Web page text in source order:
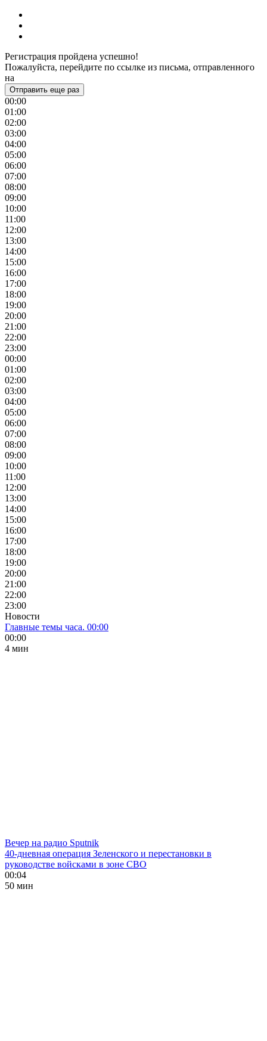
Регистрация пройдена успешно!
Пожалуйста, перейдите по ссылке из письма, отправленного
на
Отправить еще раз
00:00
01:00
02:00
03:00
04:00
05:00
06:00
07:00
08:00
09:00
10:00
11:00
12:00
13:00
14:00
15:00
16:00
17:00
18:00
19:00
20:00
21:00
22:00
23:00
00:00
01:00
02:00
03:00
04:00
05:00
06:00
07:00
08:00
09:00
10:00
11:00
12:00
13:00
14:00
15:00
16:00
17:00
18:00
19:00
20:00
21:00
22:00
23:00
Новости
Главные темы часа. 00:00
00:00
4 мин
Вечер на радио Sputnik
40-дневная операция Зеленского и перестановки в
руководстве войсками в зоне СВО
00:04
50 мин